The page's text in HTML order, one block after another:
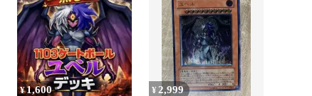
¥1,600 ¥ 2,999